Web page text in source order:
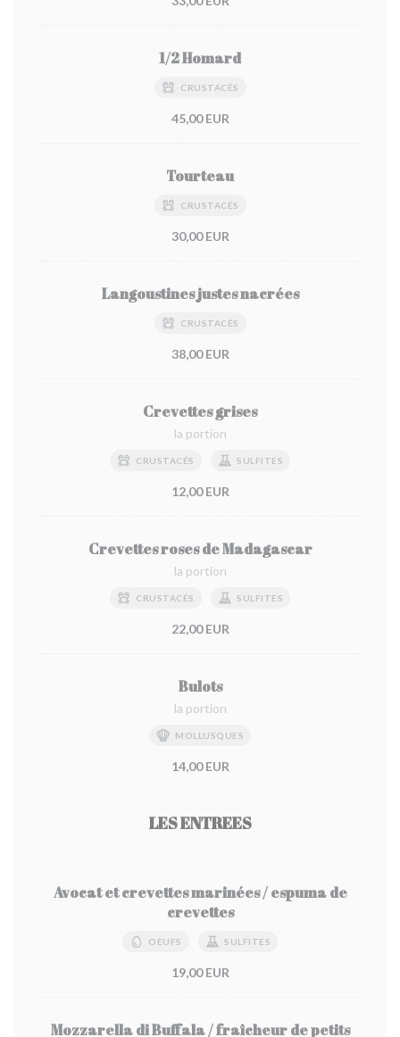
1/2 Homard
CRUSTACÉS
45,00 EUR
Tourteau
CRUSTACÉS
30,00 EUR
Langoustines justes nacrées
CRUSTACÉS
38,00 EUR
Crevettes grises
la portion
CRUSTACÉS SULFITES
12,00 EUR
Crevettes roses de Madagascar
la portion
CRUSTACÉS SULFITES
22,00 EUR
Bulots
la portion
MOLLUSQUES
14,00 EUR
LES ENTREES
Avocat et crevettes marinées / espuma de
crevettes
OEUFS SULFITES
19,00 EUR
Mozzarella di Buffala / fraîcheur de petits